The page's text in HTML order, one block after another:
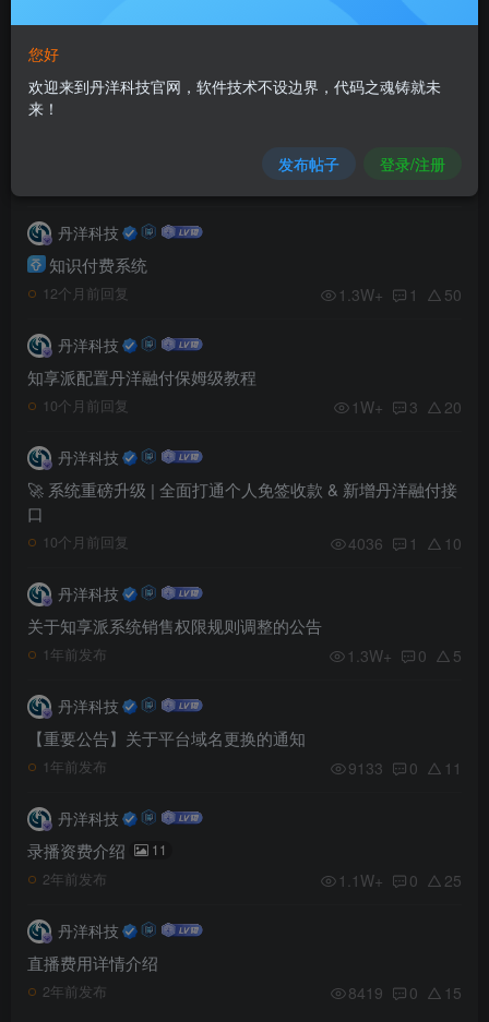
10个月前回复
【官方通知】知享派品牌正式上线
丹洋科技
知识付费系统
12个月前回复 1.3W+ 1 50
丹洋科技
知享派配置丹洋融付保姆级教程
10个月前回复 1W+ 3 20
丹洋科技
🚀 系统重磅升级 | 全面打通个人免签收款 & 新增丹洋融付接
口
10个月前回复 4036 1 10
丹洋科技
关于知享派系统销售权限规则调整的公告
1年前发布 1.3W+ 0 5
丹洋科技
【重要公告】关于平台域名更换的通知
1年前发布 9133 0 11
丹洋科技
录播资费介绍 11
2年前发布 1.1W+ 0 25
丹洋科技
直播费用详情介绍
2年前发布 8419 0 15
您好
欢迎来到丹洋科技官网，软件技术不设边界，代码之魂铸就未
来！
发布帖子 登录/注册